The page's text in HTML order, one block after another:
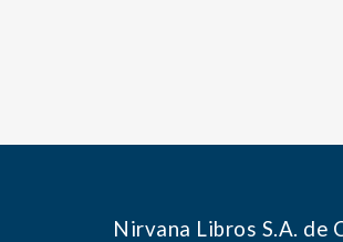
Nirvana Libros S.A. de